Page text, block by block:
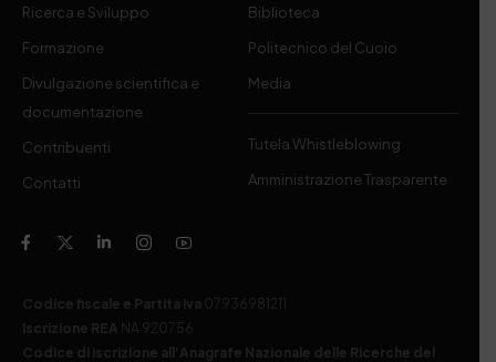
Ricerca e Sviluppo
Formazione
Divulgazione scientifica e
documentazione
Contribuenti
Contatti
Biblioteca
Politecnico del Cuoio
Media
Tutela Whistleblowing
Amministrazione Trasparente
Codice fiscale e Partita Iva 07936981211
Iscrizione REA NA 920756
Codice di iscrizione all’Anagrafe Nazionale delle Ricerche del